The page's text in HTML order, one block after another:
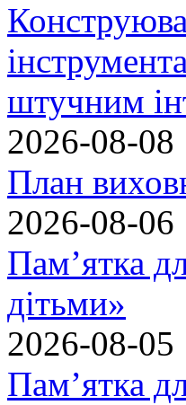
штучним
2026-08-08
План
2026-08-06
Пам’ятка
дітьми»
2026-08-05
Пам’ятка